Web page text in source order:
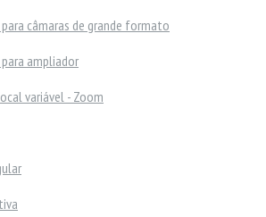
câmaras de grande formato
ampliador
variável - Zoom